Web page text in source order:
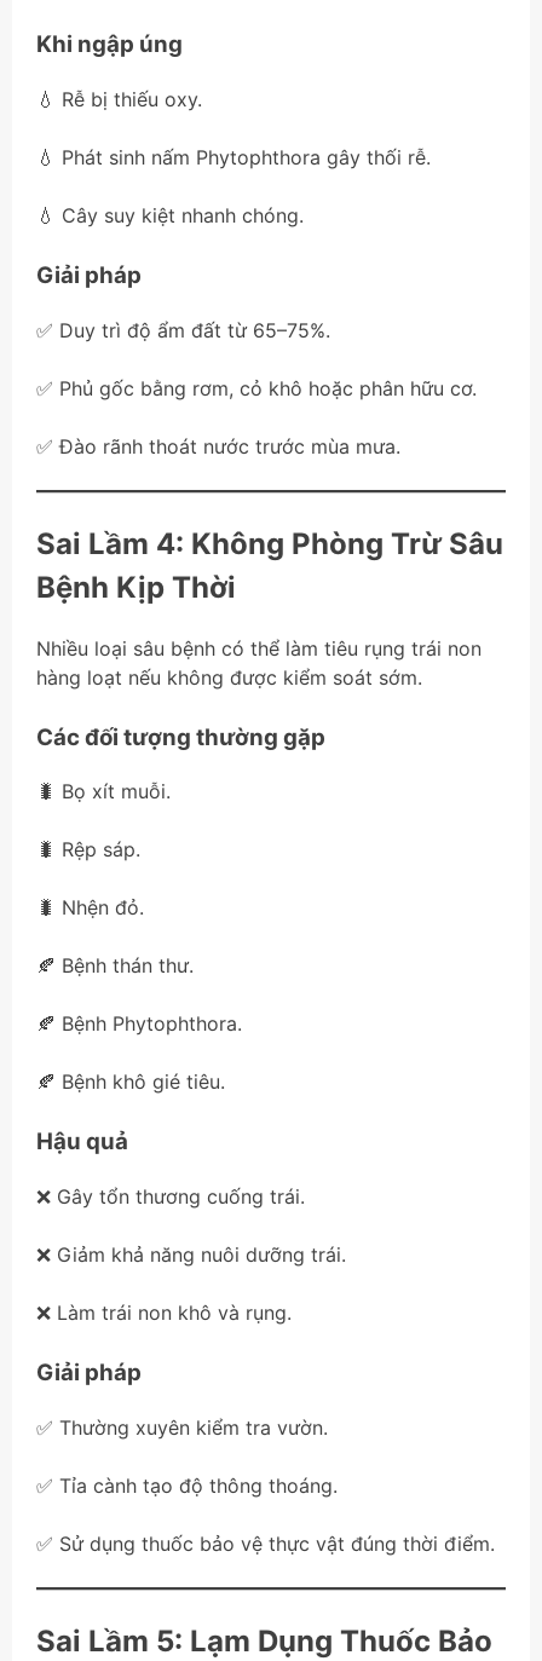
Khi ngập úng
💧 Rễ bị thiếu oxy.
💧 Phát sinh nấm Phytophthora gây thối rễ.
💧 Cây suy kiệt nhanh chóng.
Giải pháp
✅ Duy trì độ ẩm đất từ 65–75%.
✅ Phủ gốc bằng rơm, cỏ khô hoặc phân hữu cơ.
✅ Đào rãnh thoát nước trước mùa mưa.
Sai Lầm 4: Không Phòng Trừ Sâu
Bệnh Kịp Thời
Nhiều loại sâu bệnh có thể làm tiêu rụng trái non
hàng loạt nếu không được kiểm soát sớm.
Các đối tượng thường gặp
🐛 Bọ xít muỗi.
🐛 Rệp sáp.
🐛 Nhện đỏ.
🍂 Bệnh thán thư.
🍂 Bệnh Phytophthora.
🍂 Bệnh khô gié tiêu.
Hậu quả
❌ Gây tổn thương cuống trái.
❌ Giảm khả năng nuôi dưỡng trái.
❌ Làm trái non khô và rụng.
Giải pháp
✅ Thường xuyên kiểm tra vườn.
✅ Tỉa cành tạo độ thông thoáng.
✅ Sử dụng thuốc bảo vệ thực vật đúng thời điểm.
Sai Lầm 5: Lạm Dụng Thuốc Bảo